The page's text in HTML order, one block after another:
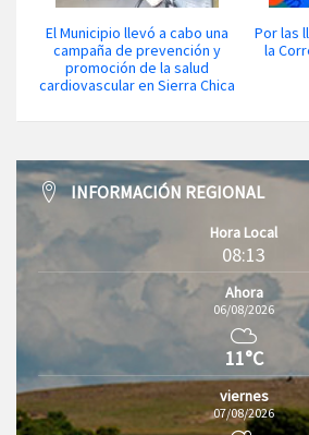
El Municipio llevó a cabo una
campaña de prevención y
promoción de la salud
cardiovascular en Sierra Chica
Por las
la
INFORMACIÓN REGIONAL
Hora Local
08:13
Ahora
06/08/2026
11°C
viernes
07/08/2026